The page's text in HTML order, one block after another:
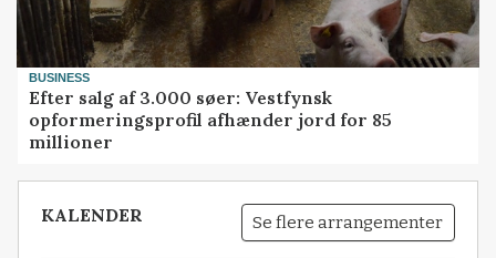
BUSINESS
Efter salg af 3.000 søer: Vestfynsk
opformeringsprofil afhænder jord for 85
millioner
KALENDER Se flere arrangementer